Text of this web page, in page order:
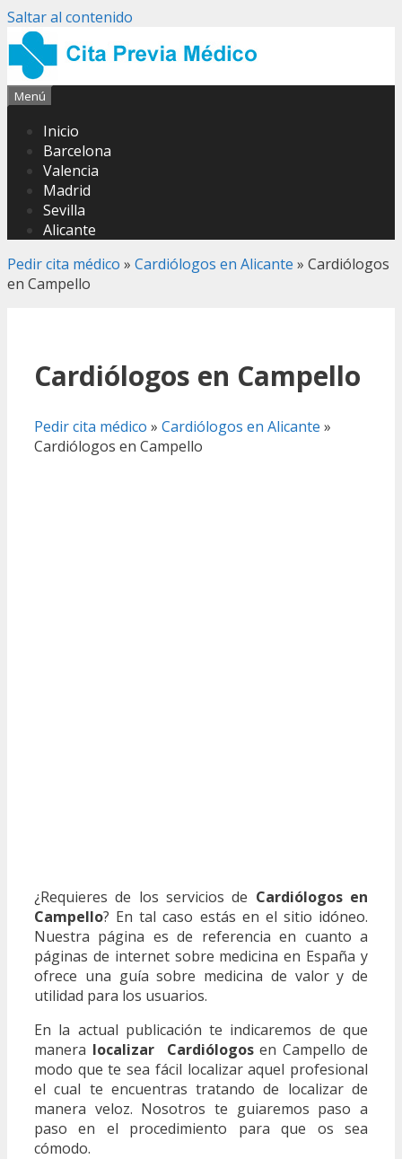
Saltar al contenido
Menú
Inicio
Barcelona
Valencia
Madrid
Sevilla
Alicante
Pedir cita médico » Cardiólogos en Alicante » Cardiólogos
en Campello
Cardiólogos en Campello
Pedir cita médico » Cardiólogos en Alicante »
Cardiólogos en Campello
¿Requieres de los servicios de Cardiólogos en
Campello? En tal caso estás en el sitio idóneo.
Nuestra página es de referencia en cuanto a
páginas de internet sobre medicina en España y
ofrece una guía sobre medicina de valor y de
utilidad para los usuarios.
En la actual publicación te indicaremos de que
manera localizar Cardiólogosen Campello de
modo que te sea fácil localizar aquel profesional
el cual te encuentras tratando de localizar de
manera veloz. Nosotros te guiaremos paso a
paso en el procedimiento para que os sea
cómodo.